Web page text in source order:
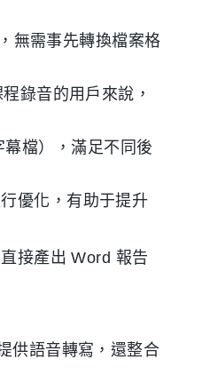
無需事先轉換檔案格
錄音的用戶來說，
檔），滿足不同後
優化，有助于提升
接產出 Word 報告
供語音轉寫，還整合